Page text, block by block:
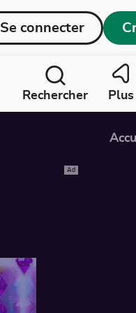
Se connecter
Rechercher Plus
Ad